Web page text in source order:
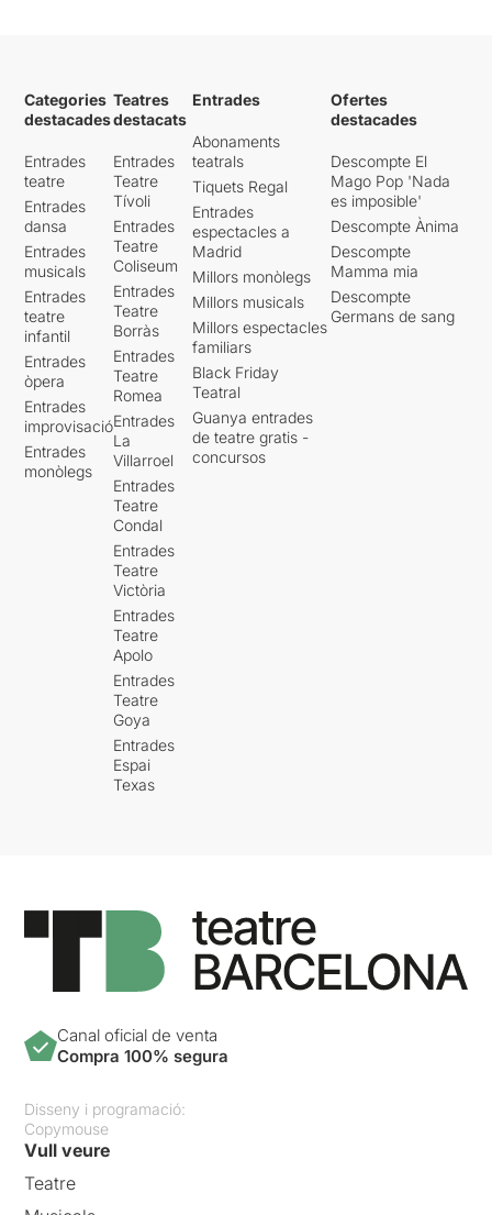
Categories
destacades
Entrades
teatre
Entrades
dansa
Entrades
musicals
Entrades
teatre
infantil
Entrades
òpera
Entrades
improvisació
Entrades
monòlegs
Teatres
destacats
Entrades
Teatre
Tívoli
Entrades
Teatre
Coliseum
Entrades
Teatre
Borràs
Entrades
Teatre
Romea
Entrades
La
Villarroel
Entrades
Teatre
Condal
Entrades
Teatre
Victòria
Entrades
Teatre
Apolo
Entrades
Teatre
Goya
Entrades
Espai
Texas
Entrades
Abonaments
teatrals
Tiquets Regal
Entrades
espectacles a
Madrid
Millors monòlegs
Millors musicals
Millors espectacles
familiars
Black Friday
Teatral
Guanya entrades
de teatre gratis -
concursos
Ofertes
destacades
Descompte El
Mago Pop 'Nada
es imposible'
Descompte Ànima
Descompte
Mamma mia
Descompte
Germans de sang
Canal oficial de venta
Compra 100% segura
Disseny i programació:
Copymouse
Vull veure
Teatre